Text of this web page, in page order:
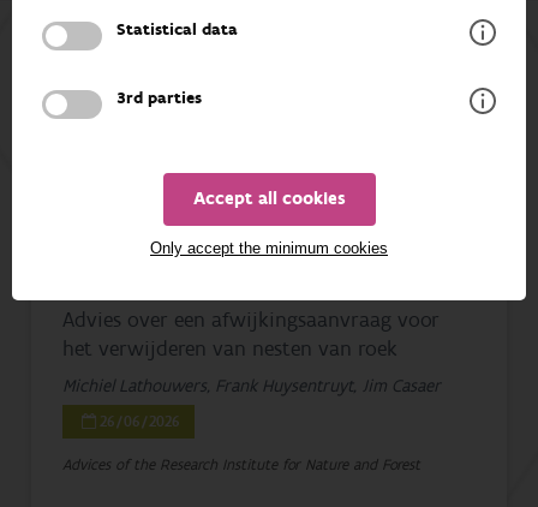
Statistical data
3rd parties
Accept all cookies
Only accept the minimum cookies
1 - 16 from 16 results
Advies over een afwijkingsaanvraag voor
het verwijderen van nesten van roek
Michiel Lathouwers, Frank Huysentruyt, Jim Casaer
26/06/2026
Advices of the Research Institute for Nature and Forest